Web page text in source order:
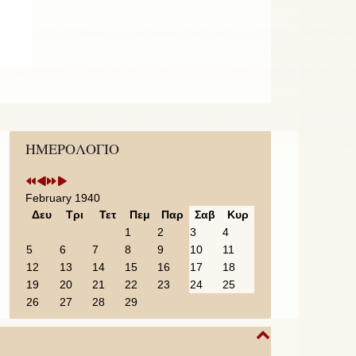
ΗΜΕΡΟΛΟΓΙΟ
Previous
Year
Previous
Month
Next
Year
Next
Month
February 1940
Δευ
Τρι Τετ Πεμ Παρ Σαβ
Κυρ
1
2 3
4
5
6 7 8 9 10
11
12
13 14 15 16 17
18
19
20 21 22 23 24
25
26
27 28 29